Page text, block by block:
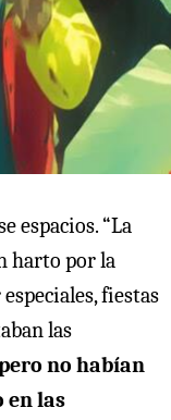
espacios. “La
harto por la
fiestas
las
no habían
en las